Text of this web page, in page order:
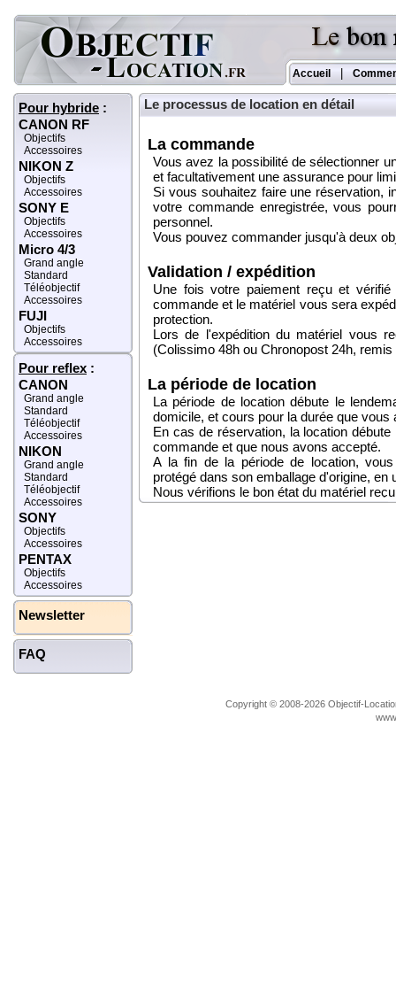
Accueil
Pour hybride :
CANON RF
Objectifs
Accessoires
NIKON Z
Objectifs
Accessoires
SONY E
Objectifs
Accessoires
Micro 4/3
Grand angle
Standard
Téléobjectif
Accessoires
FUJI
Objectifs
Accessoires
Pour reflex :
CANON
Grand angle
Standard
Téléobjectif
Accessoires
NIKON
Grand angle
Standard
Téléobjectif
Accessoires
SONY
Objectifs
Accessoires
PENTAX
Objectifs
Accessoires
Newsletter
FAQ
Le processus de location en détail
La commande
Vous avez la possibilité de sélectionner
et facultativement une assurance pour
Si vous souhaitez faire une réservation,
votre commande enregistrée, vous
personnel.
Vous pouvez commander jusqu'à deux
Validation / expédition
Une fois votre paiement reçu et
commande et le matériel vous sera
protection.
Lors de l'expédition du matériel vous
(Colissimo 48h ou Chronopost 24h,
La période de location
La période de location débute le
domicile, et cours pour la durée que vous
En cas de réservation, la location
commande et que nous avons accepté.
A la fin de la période de location,
protégé dans son emballage d'origine,
Nous vérifions le bon état du matériel
Copyright © 2008-2026 Objectif-